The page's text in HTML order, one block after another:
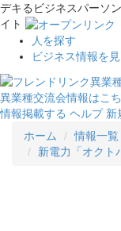
デキるビジネスパーソ
イト
人を探す
ビジネス情報を見
異業種交流会情報はこ
情報掲載する ヘルプ 新
ホーム
情報一覧
新電力「オクト